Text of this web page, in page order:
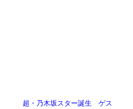
超・乃木坂スター誕生 ゲス